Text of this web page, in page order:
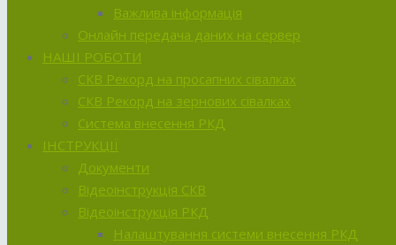
Важлива інформація
Онлайн передача даних на сервер
НАШІ РОБОТИ
СКВ Рекорд на просапних сівалках
СКВ Рекорд на зернових сівалках
Система внесення РКД
ІНСТРУКЦІЇ
Документи
Відеоінструкція СКВ
Відеоінструкція РКД
Налаштування системи внесення РКД